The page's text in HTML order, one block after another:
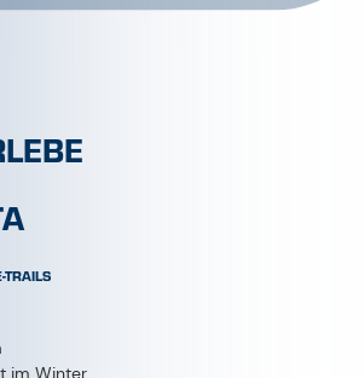
IN DER SILVRETTA
SAMNAUN
NATURSCHUTZES
sich die Mitarbeiter der